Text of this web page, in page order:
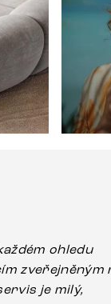
ohledu
zveřejněným
je milý,